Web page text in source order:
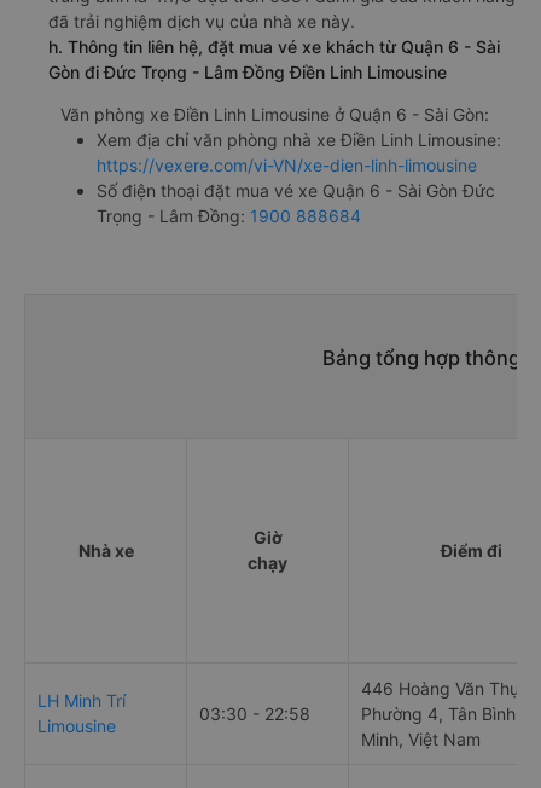
g. Review, đánh giá chất lượng xe Điền Linh Limousine
Nhà xe Điền Linh Limousine được đánh giá với số điểm
trung bình là 4.1/5 dựa trên 6381 đánh giá của khách hàng
đã trải nghiệm dịch vụ của nhà xe này.
h. Thông tin liên hệ, đặt mua vé xe khách từ Quận 6 - Sài
Gòn đi Đức Trọng - Lâm Đồng Điền Linh Limousine
Văn phòng xe Điền Linh Limousine ở Quận 6 - Sài Gòn:
Xem địa chỉ văn phòng nhà xe Điền Linh Limousine: